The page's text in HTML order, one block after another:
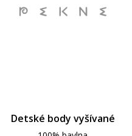
Detské body vyšívané